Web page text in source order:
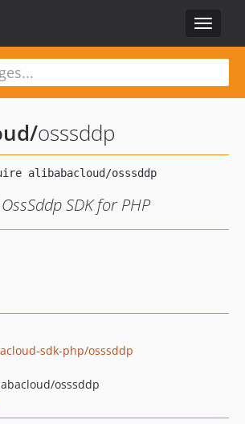
Toggle
/osssddp
SDK for PHP
sdk-php/osssddp
osssddp